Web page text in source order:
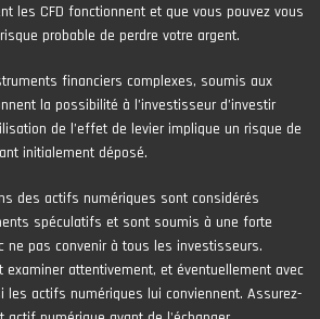
les CFD fonctionnent et que vous pouvez vous
probable de perdre votre argent.
financiers complexes, soumis aux
la possibilité à l’investisseur d’investir
de l’effet de levier implique un risque de
initialement déposé.
des actifs numériques sont considérés
spéculatifs et sont soumis à une forte
ne pas convenir à tous les investisseurs.
examiner attentivement, et éventuellement avec
les actifs numériques lui conviennent. Assurez-